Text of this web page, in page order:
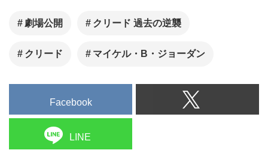
劇場公開 クリード 過去の逆襲
クリード マイケル・B・ジョーダン
Facebook
LINE